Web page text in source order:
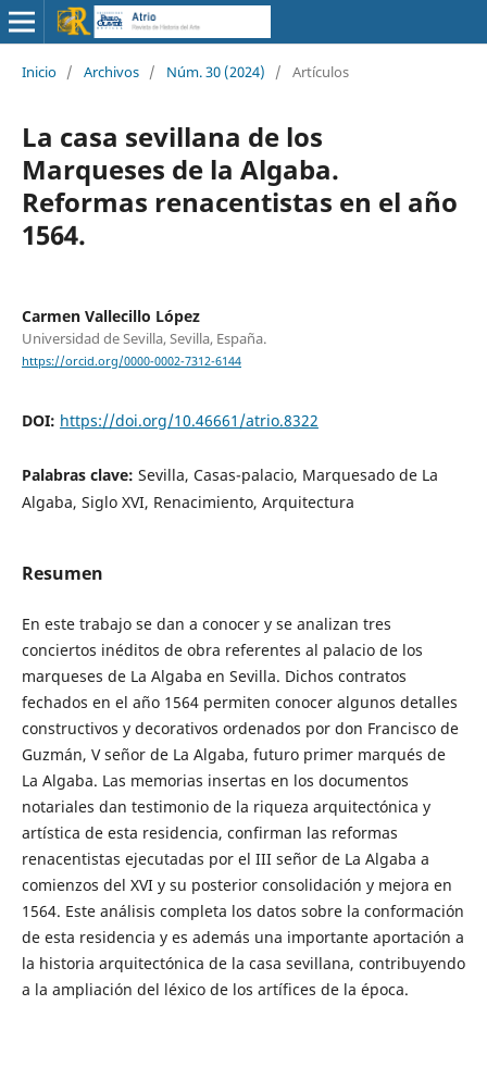
Inicio / Archivos / Núm. 30 (2024) / Artículos
La casa sevillana de los
Marqueses de la Algaba.
Reformas renacentistas en el año
1564.
Carmen Vallecillo López
Universidad de Sevilla, Sevilla, España.
https://orcid.org/0000-0002-7312-6144
DOI: https://doi.org/10.46661/atrio.8322
Palabras clave: Sevilla, Casas-palacio, Marquesado de La
Algaba, Siglo XVI, Renacimiento, Arquitectura
Resumen
En este trabajo se dan a conocer y se analizan tres
conciertos inéditos de obra referentes al palacio de los
marqueses de La Algaba en Sevilla. Dichos contratos
fechados en el año 1564 permiten conocer algunos detalles
constructivos y decorativos ordenados por don Francisco de
Guzmán, V señor de La Algaba, futuro primer marqués de
La Algaba. Las memorias insertas en los documentos
notariales dan testimonio de la riqueza arquitectónica y
artística de esta residencia, confirman las reformas
renacentistas ejecutadas por el III señor de La Algaba a
comienzos del XVI y su posterior consolidación y mejora en
1564. Este análisis completa los datos sobre la conformación
de esta residencia y es además una importante aportación a
la historia arquitectónica de la casa sevillana, contribuyendo
a la ampliación del léxico de los artífices de la época.